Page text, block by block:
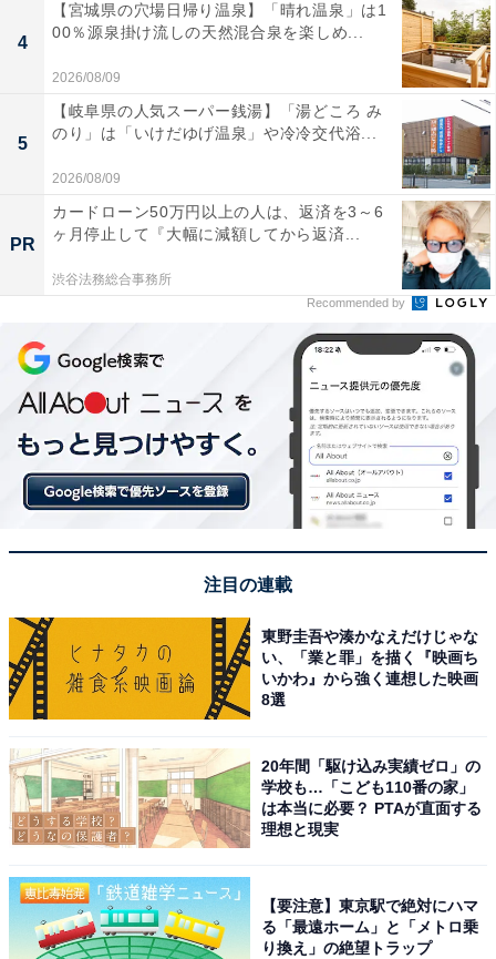
館（隣接）
道の駅「村岡ファームガーデン」は但馬牛を満喫
できるスポット｜香美町
兵庫県美方郡香美町村岡区、国道9号線沿いにある「道
される「但馬牛」を思う存分楽しめる施設です。入り口
では但馬牛を使ったステーキやハンバーグ、精肉直売コ
ーナー「牛将」では上質な但馬牛肉が販売されていま
す。2019年には畜産部門で日本初の日本農業遺産にも認
土産には美方大納言小豆を使ったきんつばやクリーム大
福なども人気を集めています。
「村岡ファームガーデン」の口コミは？
正面玄関に大変立派な但馬牛の像が立っている道の
駅。飲食店も精肉店もあり、兵庫県内でも印象に残
4
【宮城県の穴場日帰り温泉】「晴れ温泉」は1
00％源泉掛け流しの天然混合泉を楽しめ...
2026/08/09
5
【岐阜県の人気スーパー銭湯】「湯どころ み
のり」は「いけだゆげ温泉」や冷冷交代浴...
2026/08/09
PR
カードローン50万円以上の人は、返済を3～6
ヶ月停止して『大幅に減額してから返済...
渋谷法務総合事務所
Recommended by
注目の連載
東野圭吾や湊かなえだけじゃな
い、「業と罪」を描く『映画ち
いかわ』から強く連想した映画
8選
20年間「駆け込み実績ゼロ」の
学校も…「こども110番の家」
は本当に必要？ PTAが直面する
理想と現実
【要注意】東京駅で絶対にハマ
る「最遠ホーム」と「メトロ乗
り換え」の絶望トラップ